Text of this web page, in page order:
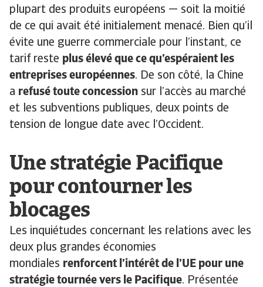
plupart des produits européens — soit la moitié
de ce qui avait été initialement menacé. Bien qu’il
évite une guerre commerciale pour l’instant, ce
tarif reste plus élevé que ce qu’espéraient les
entreprises européennes. De son côté, la Chine
a refusé toute concession sur l’accès au marché
et les subventions publiques, deux points de
tension de longue date avec l’Occident.
Une stratégie Pacifique
pour contourner les
blocages
Les inquiétudes concernant les relations avec les
deux plus grandes économies
mondiales renforcent l’intérêt de l’UE pour une
stratégie tournée vers le Pacifique. Présentée